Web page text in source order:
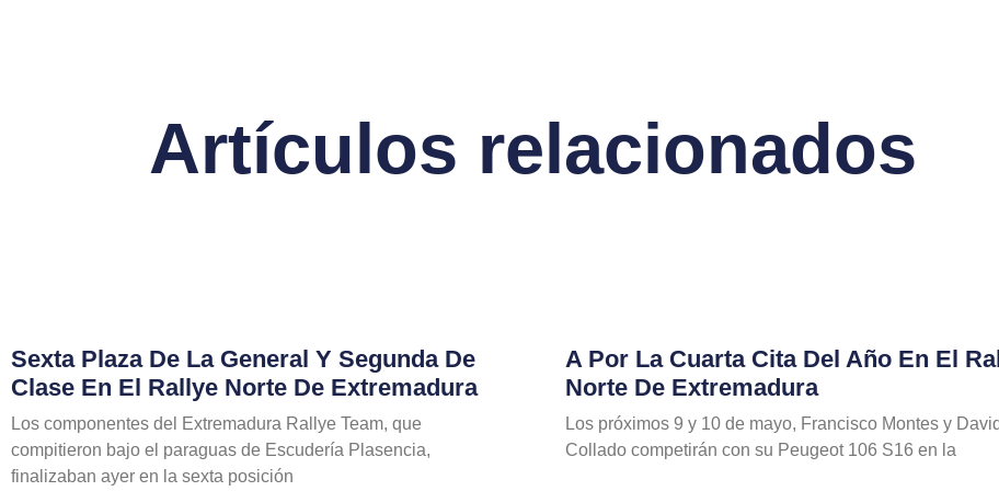
Artículos relacionados
Sexta Plaza De La General Y Segunda De
Clase En El Rallye Norte De Extremadura
Los componentes del Extremadura Rallye Team, que
compitieron bajo el paraguas de Escudería Plasencia,
finalizaban ayer en la sexta posición
A Por La Cuarta Cita Del Año En El
Norte De Extremadura
Los próximos 9 y 10 de mayo, Francisco Montes y David
Collado competirán con su Peugeot 106 S16 en la